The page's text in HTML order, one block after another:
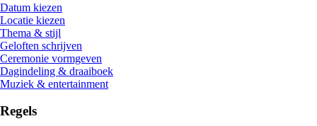
Datum kiezen
Locatie kiezen
Thema & stijl
Geloften schrijven
Ceremonie vormgeven
Dagindeling & draaiboek
Muziek & entertainment
Regels